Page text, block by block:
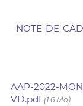
NOTE-DE-
AAP-2022-
VD.pdf (1.6 Mo)